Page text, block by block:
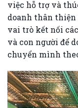
việc hỗ trợ và
doanh thân
vai trò kết nối
và con người để
chuyển mình